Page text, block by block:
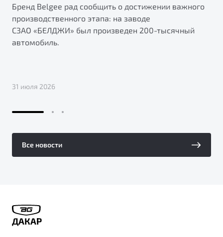
Бренд Belgee рад сообщить о достижении важного
производственного этапа: на заводе
СЗАО «БЕЛДЖИ» был произведен 200-тысячный
автомобиль.
31 июля 2026
Все новости
ДАКАР